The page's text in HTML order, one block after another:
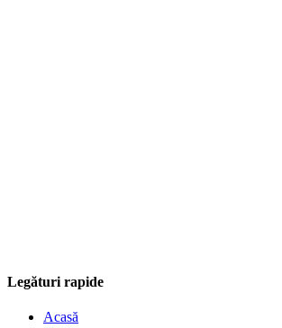
Legături rapide
Acasă